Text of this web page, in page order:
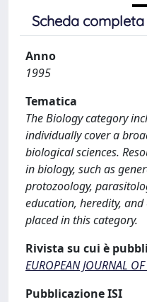
Scheda completa
Anno
1995
Tematica
The Biology category
individually cover a
biological sciences.
in biology, such as
protozoology,
education, heredity,
placed in this category.
Rivista su cui è
EUROPEAN JOURNAL
Pubblicazione ISI